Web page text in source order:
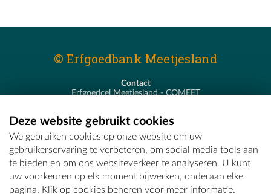
© Erfgoedbank Meetjesland
Contact
Erfgoedcel Meetjesland - COMEET
T - 09 373 75 96
E -erfgoedcel@comeet.be
Deze website gebruikt cookies
We gebruiken cookies op onze website om uw
gebruikerservaring te verbeteren, om social media tools aan
te bieden en om ons websiteverkeer te analyseren. U kunt
uw voorkeuren op elk moment bijwerken, onderaan elke
pagina. Klik op cookies beheren voor meer informatie.